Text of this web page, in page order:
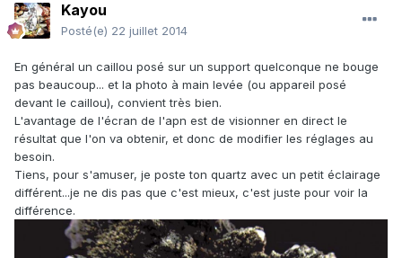
Kayou
Posté(e) 22 juillet 2014
En général un caillou posé sur un support quelconque ne bouge
pas beaucoup... et la photo à main levée (ou appareil posé
devant le caillou), convient très bien.
L'avantage de l'écran de l'apn est de visionner en direct le
résultat que l'on va obtenir, et donc de modifier les réglages au
besoin.
Tiens, pour s'amuser, je poste ton quartz avec un petit éclairage
différent...je ne dis pas que c'est mieux, c'est juste pour voir la
différence.